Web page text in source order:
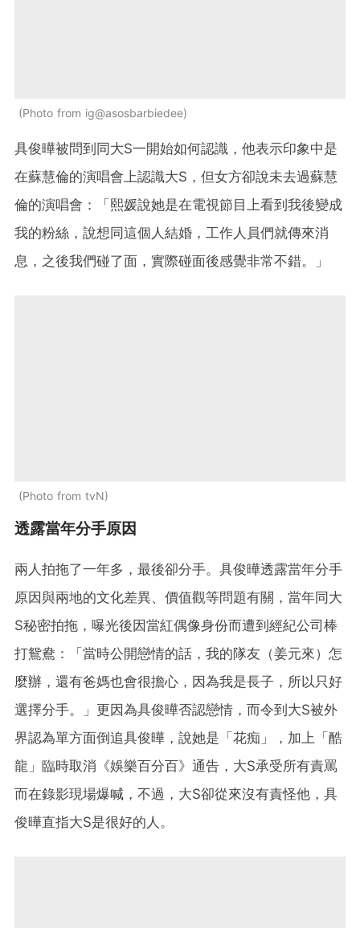
Photo from ig@asosbarbiedee
具俊曄被問到同大S一開始如何認識，他表示印象中是
在蘇慧倫的演唱會上認識大S，但女方卻說未去過蘇慧
倫的演唱會：「熙媛說她是在電視節目上看到我後變成
我的粉絲，說想同這個人結婚，工作人員們就傳來消
息，之後我們碰了面，實際碰面後感覺非常不錯。」
Photo from tvN
透露當年分手原因
兩人拍拖了一年多，最後卻分手。具俊曄透露當年分手
原因與兩地的文化差異、價值觀等問題有關，當年同大
S秘密拍拖，曝光後因當紅偶像身份而遭到經紀公司棒
打鴛鴦：「當時公開戀情的話，我的隊友（姜元來）怎
麼辦，還有爸媽也會很擔心，因為我是長子，所以只好
選擇分手。」更因為具俊曄否認戀情，而令到大S被外
界認為單方面倒追具俊曄，說她是「花痴」，加上「酷
龍」臨時取消《娛樂百分百》通告，大S承受所有責罵
而在錄影現場爆喊，不過，大S卻從來沒有責怪他，具
俊曄直指大S是很好的人。